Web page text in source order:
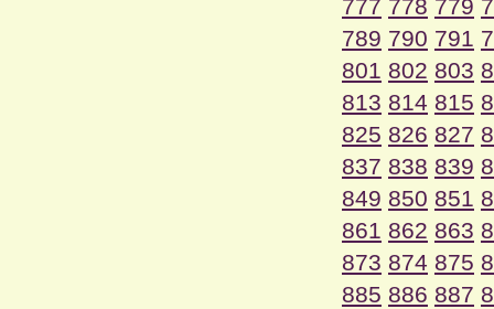
777 778 779
789 790 791
801 802 803
813 814 815
825 826 827
837 838 839
849 850 851
861 862 863
873 874 875
885 886 887